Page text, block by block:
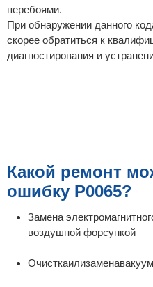
перебоями.
При обнаружении данного
скорее обратиться к
диагностирования и
Какой ремонт
ошибку P0065?
Замена
воздушной форсункой